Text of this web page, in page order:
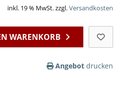
inkl. 19 % MwSt. zzgl.Versandkosten
WARENKORB
Angebot drucken